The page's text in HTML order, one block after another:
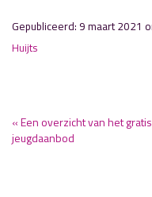
Gepubliceerd: 9 maart 2021
Huijts
« Een overzicht van het gratis
jeugdaanbod